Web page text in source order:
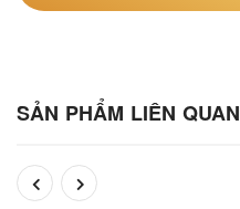
SẢN PHẨM LIÊN QUAN